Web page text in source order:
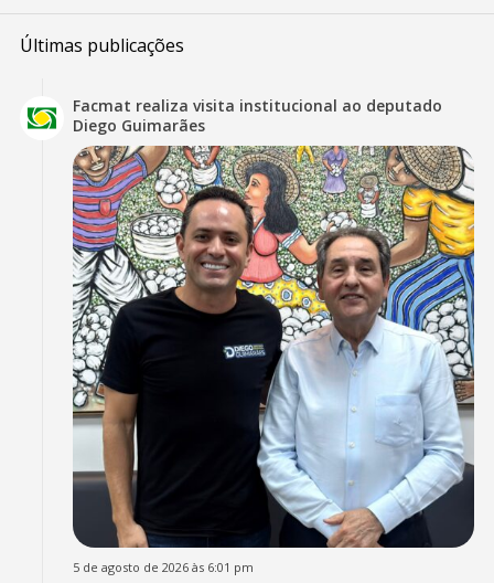
Últimas publicações
Facmat realiza visita institucional ao deputado
Diego Guimarães
5 de agosto de 2026 às 6:01 pm